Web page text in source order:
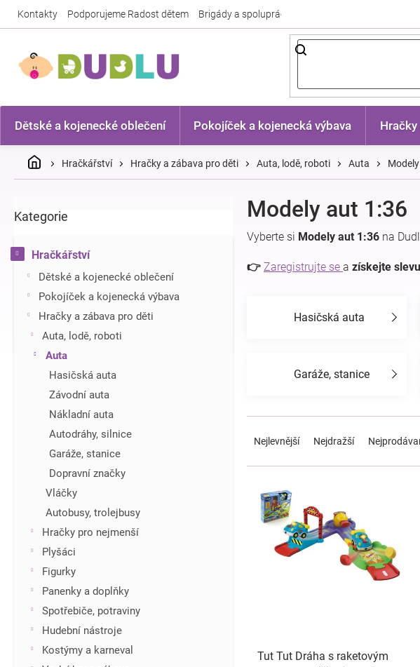
Kontakty Podporujeme Radost dětem Brigády a spolupráce
Dětské a kojenecké oblečení Pokojíček a kojenecká výbava
DomůHračkářství Hračky a zábava pro děti Auta, lodě, roboti Auta
o
t
r
Přeskočit
Kategorie
Hračkářství
Dětské a kojenecké oblečení
Pokojíček a kojenecká výbava
Hračky a zábava pro děti
Auta, lodě, roboti
Auta
Hasičská auta
Závodní auta
Nákladní auta
Autodráhy, silnice
Garáže, stanice
Dopravní značky
Vláčky
Autobusy, trolejbusy
Hračky pro nejmenší
Plyšáci
Figurky
Panenky a doplňky
Spotřebiče, potraviny
Hudební nástroje
Kostýmy a karneval
Modely aut 1:36
Vyberte si Modely aut 1:36 na
👉 Zaregistrujte se a získejte
Hasičská auta
Garáže, stanice
e
Nejlevnější Nejdražší
Tut Tut Dráha s raketovým